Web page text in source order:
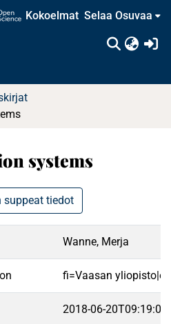
Kokoelmat Selaa Osuvaa
systems
suppeat tiedot
Wanne, Merja
fi=Vaasan
2018-06-